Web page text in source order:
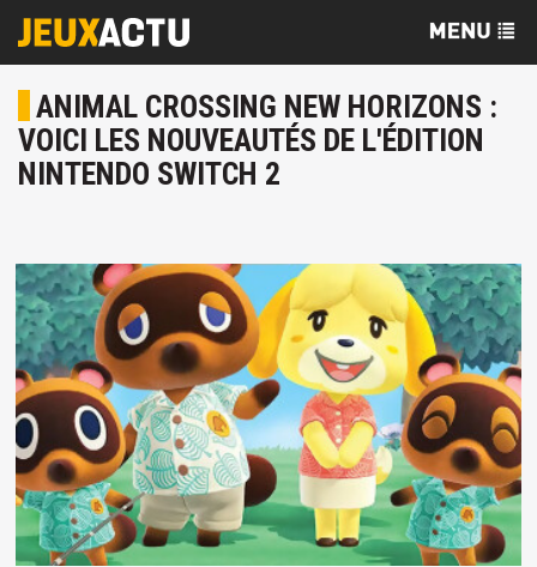
ANIMAL CROSSING NEW HORIZONS :
VOICI LES NOUVEAUTÉS DE L'ÉDITION
NINTENDO SWITCH 2